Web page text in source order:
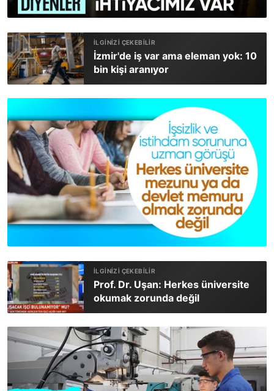
İzmir'de iş var ama eleman yok: 10
bin kişi aranıyor
Prof. Dr. Uşan: Herkes üniversite
okumak zorunda değil